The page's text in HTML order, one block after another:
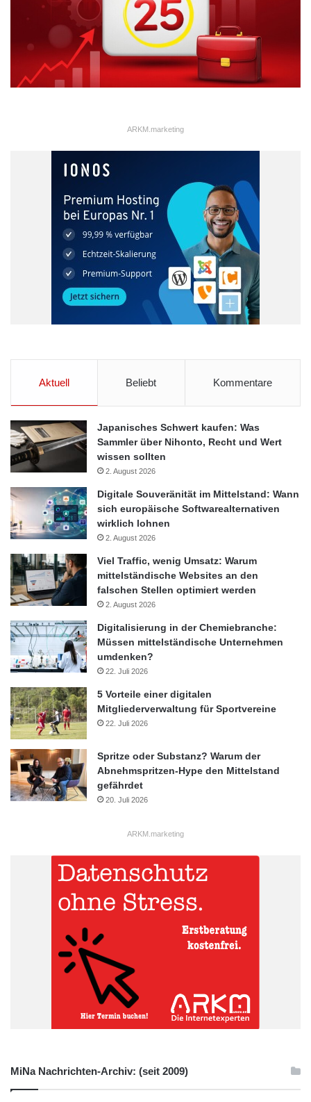
ARKM.marketing
Aktuell Beliebt Kommentare
Japanisches Schwert kaufen: Was
Sammler über Nihonto, Recht und Wert
wissen sollten
2. August 2026
Digitale Souveränität im Mittelstand: Wann
sich europäische Softwarealternativen
wirklich lohnen
2. August 2026
Viel Traffic, wenig Umsatz: Warum
mittelständische Websites an den
falschen Stellen optimiert werden
2. August 2026
Digitalisierung in der Chemiebranche:
Müssen mittelständische Unternehmen
umdenken?
22. Juli 2026
5 Vorteile einer digitalen
Mitgliederverwaltung für Sportvereine
22. Juli 2026
Spritze oder Substanz? Warum der
Abnehmspritzen-Hype den Mittelstand
gefährdet
20. Juli 2026
ARKM.marketing
MiNa Nachrichten-Archiv: (seit 2009)